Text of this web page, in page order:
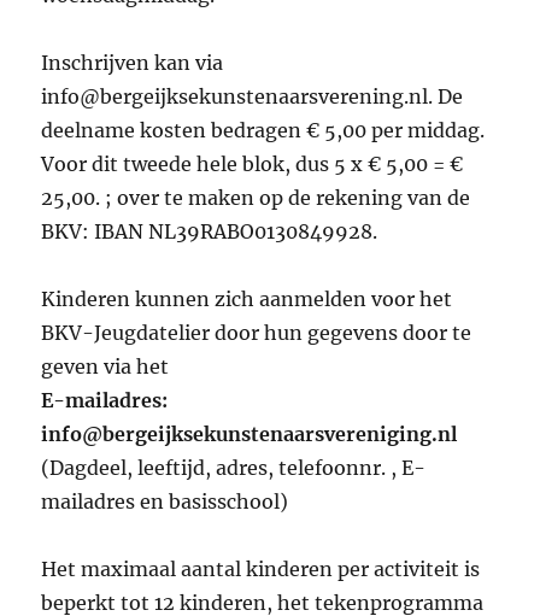
Inschrijven kan via
info@bergeijksekunstenaarsverening.nl. De
deelname kosten bedragen € 5,00 per middag.
Voor dit tweede hele blok, dus 5 x € 5,00 = €
25,00. ; over te maken op de rekening van de
BKV: IBAN NL39RABO0130849928.
Kinderen kunnen zich aanmelden voor het
BKV-Jeugdatelier door hun gegevens door te
geven via het
E-mailadres:
info@bergeijksekunstenaarsvereniging.nl
(Dagdeel, leeftijd, adres, telefoonnr. , E-
mailadres en basisschool)
Het maximaal aantal kinderen per activiteit is
beperkt tot 12 kinderen, het tekenprogramma